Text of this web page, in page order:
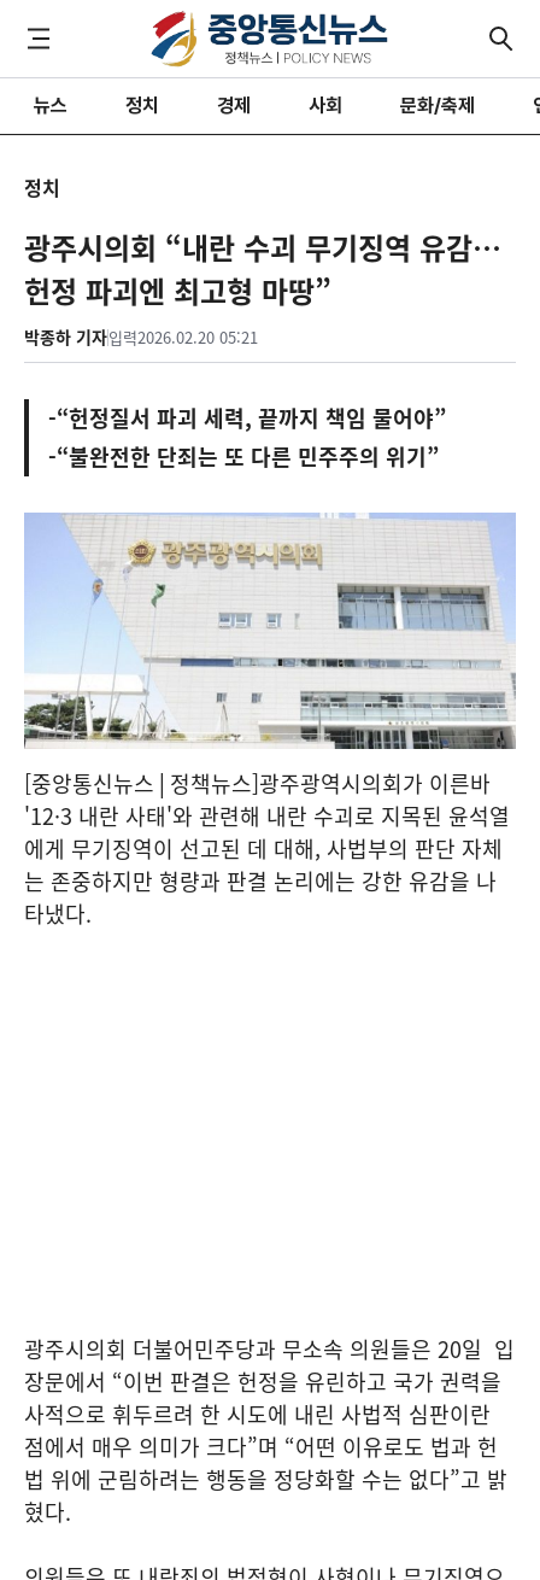
뉴스 정치 경제 사회 문화/축제
정치
광주시의회 “내란 수괴 무기징역 유감…
헌정 파괴엔 최고형 마땅”
박종하 기자입력2026.02.20 05:21
-“헌정질서 파괴 세력, 끝까지 책임 물어야”
-“불완전한 단죄는 또 다른 민주주의 위기”
[중앙통신뉴스│정책뉴스]광주광역시의회가 이른바
'12·3 내란 사태'와 관련해 내란 수괴로 지목된 윤석열
에게 무기징역이 선고된 데 대해, 사법부의 판단 자체
는 존중하지만 형량과 판결 논리에는 강한 유감을 나
타냈다.
광주시의회 더불어민주당과 무소속 의원들은 20일 입
장문에서 “이번 판결은 헌정을 유린하고 국가 권력을
사적으로 휘두르려 한 시도에 내린 사법적 심판이란
점에서 매우 의미가 크다”며 “어떤 이유로도 법과 헌
법 위에 군림하려는 행동을 정당화할 수는 없다”고 밝
혔다.